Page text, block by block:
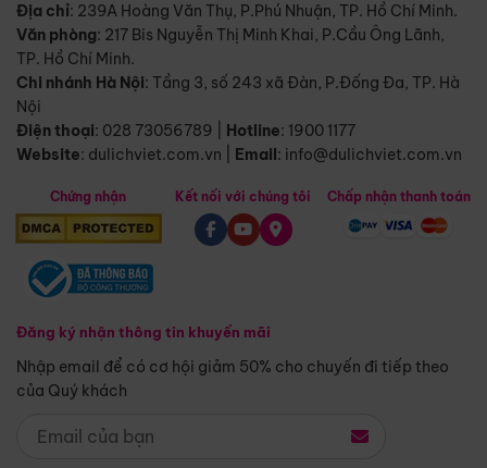
Địa chỉ: 239A Hoàng Văn Thụ, P.Phú Nhuận, TP. Hồ Chí Minh.
Văn phòng: 217 Bis Nguyễn Thị Minh Khai, P.Cầu Ông Lãnh,
TP. Hồ Chí Minh.
Chi nhánh Hà Nội: Tầng 3, số 243 xã Đàn, P.Đống Đa, TP. Hà
Nội
Điện thoại: 028 73056789 Hotline: 1900 1177
Website: dulichviet.com.vn Email: info@dulichviet.com.vn
Chứng nhận
Đăng ký nhận thông tin khuyến mãi
Nhập email để có cơ hội giảm 50% cho chuyến đi tiếp theo
của Quý khách
Kết nối với chúng tôi Chấp nhận thanh toán